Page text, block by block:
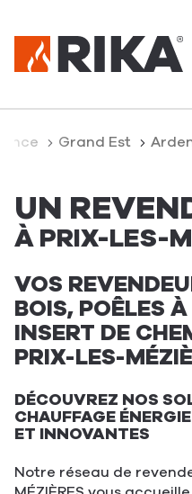
Grand Est
UN
À PRIX-LES-
VOS
BOIS, POÊLES
INSERT DE
PRIX-LES-
DÉCOUVREZ NOS
CHAUFFAGE
ET INNOVANTES
Notre réseau de